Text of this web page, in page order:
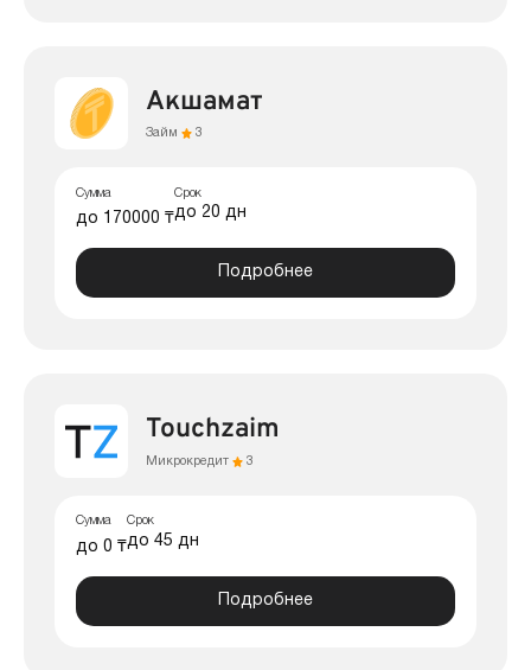
Акшамат
Займ 3
Сумма
до 170000 ₸
Срок
до 20 дн
Подробнее
Touchzaim
Микрокредит 3
Сумма
до 0 ₸
Срок
до 45 дн
Подробнее